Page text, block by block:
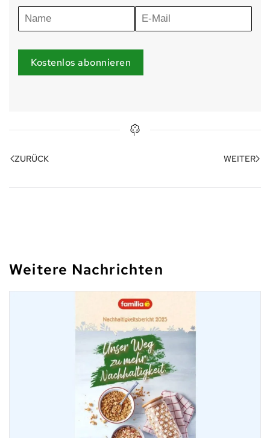
Kostenlos abonnieren
ZURÜCK WEITER
Weitere Nachrichten